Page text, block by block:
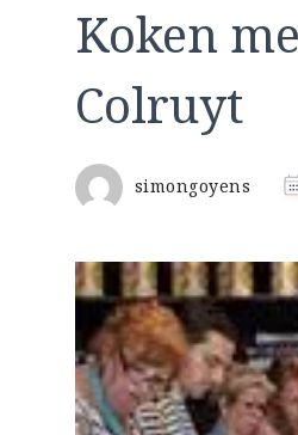
Koken
Colruyt
simongoyens